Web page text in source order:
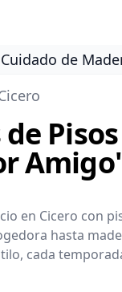
Cuidado de
en Cicero con
hasta
cada